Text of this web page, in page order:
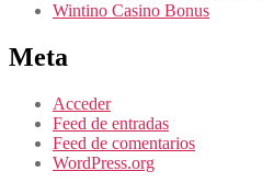
Wintino Casino Bonus
Meta
Acceder
Feed de entradas
Feed de comentarios
WordPress.org